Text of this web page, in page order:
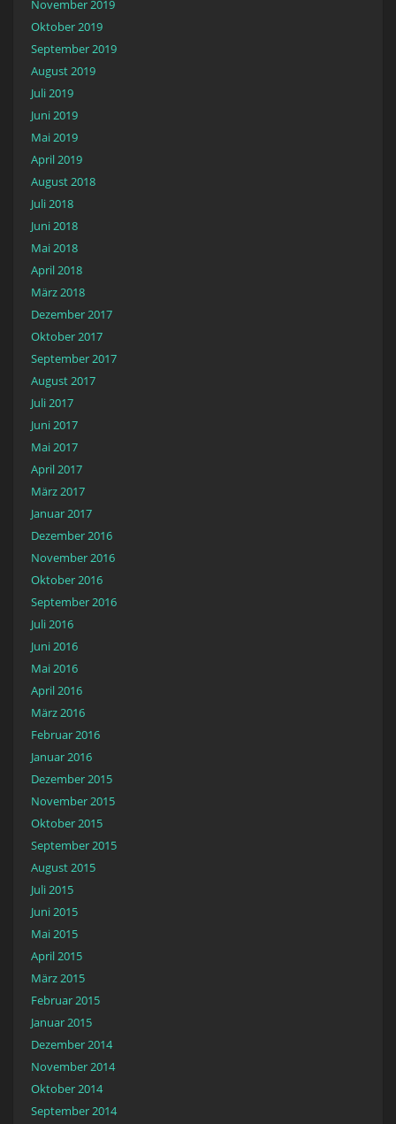
November 2019
Oktober 2019
September 2019
August 2019
Juli 2019
Juni 2019
Mai 2019
April 2019
August 2018
Juli 2018
Juni 2018
Mai 2018
April 2018
März 2018
Dezember 2017
Oktober 2017
September 2017
August 2017
Juli 2017
Juni 2017
Mai 2017
April 2017
März 2017
Januar 2017
Dezember 2016
November 2016
Oktober 2016
September 2016
Juli 2016
Juni 2016
Mai 2016
April 2016
März 2016
Februar 2016
Januar 2016
Dezember 2015
November 2015
Oktober 2015
September 2015
August 2015
Juli 2015
Juni 2015
Mai 2015
April 2015
März 2015
Februar 2015
Januar 2015
Dezember 2014
November 2014
Oktober 2014
September 2014